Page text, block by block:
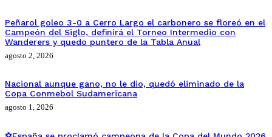
Peñarol goleo 3-0 a Cerro Largo el carbonero se floreó en el
Campeón del Siglo, definirá el Torneo Intermedio con
Wanderers y quedo puntero de la Tabla Anual
agosto 2, 2026
Nacional aunque gano, no le dio, quedó eliminado de la
Copa Conmebol Sudamericana
agosto 1, 2026